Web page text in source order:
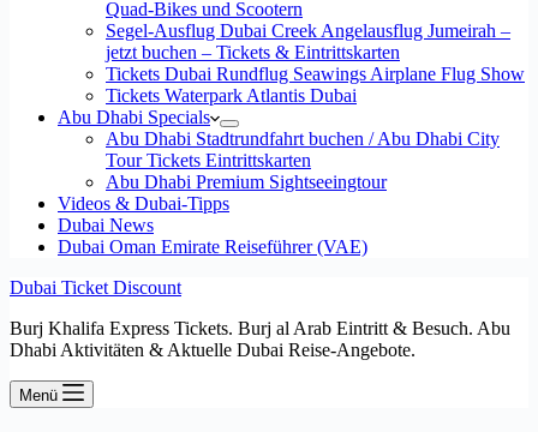
Quad-Bikes und Scootern
Segel-Ausflug Dubai Creek Angelausflug Jumeirah –
jetzt buchen – Tickets & Eintrittskarten
Tickets Dubai Rundflug Seawings Airplane Flug Show
Tickets Waterpark Atlantis Dubai
Abu Dhabi Specials
Abu Dhabi Stadtrundfahrt buchen / Abu Dhabi City
Tour Tickets Eintrittskarten
Abu Dhabi Premium Sightseeingtour
Videos & Dubai-Tipps
Dubai News
Dubai Oman Emirate Reiseführer (VAE)
Dubai Ticket Discount
Burj Khalifa Express Tickets. Burj al Arab Eintritt & Besuch. Abu
Dhabi Aktivitäten & Aktuelle Dubai Reise-Angebote.
Menü